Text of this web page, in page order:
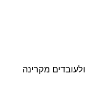
מקרינה